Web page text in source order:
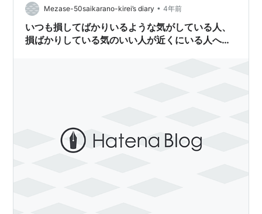
の思考と行動の三類型 この本では、人間の思考と行動を
ギバ…
Mezase-50saikarano-kirei’s diary • 4年前
いつも損してばかりいるような気がしている人、
損ばかりしている気のいい人が近くにいる人への